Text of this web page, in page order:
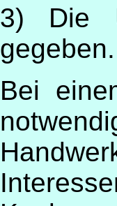
3) Die
gegeben.
Bei